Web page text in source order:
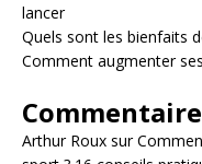
lancer
Quels sont les bienfaits
Comment augmenter
Arthur Roux sur